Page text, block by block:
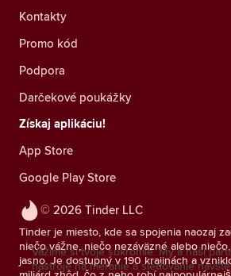
© 2026 Tinder LLC
Tinder je miesto, kde sa spojenia naozaj
niečo vážne, niečo nezáväzné alebo
jasno. Je dostupný v 190 krajinách a
Kontakty
Promo kód
Podpora
Darčekové poukážky
Získaj aplikáciu!
App Store
Google Play Store
Vážime si tvoje súkromie. My a naši
nástroje na meranie a sledovanie